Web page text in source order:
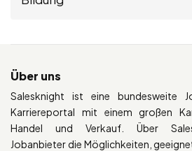
Über uns
Salesknight ist eine bundesweite
Karriereportal mit einem großen
Handel und Verkauf. Über
Jobanbieter die Möglichkeiten,